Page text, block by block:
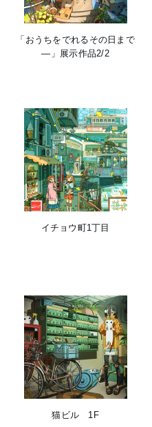
「おうちをでれるその日まで
―」展示作品2/2
イチョウ町1丁目
猫ビル 1F